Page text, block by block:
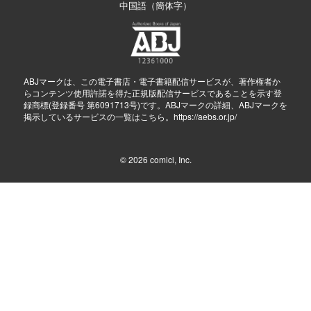
中国語（簡体字）
ABJマークは、この電子書店・電子書籍配信サービスが、著作権者か
らコンテンツ使用許諾を得た正規版配信サービスであることを示す登
録商標(登録番号 第6091713号)です。ABJマークの詳細、ABJマークを
掲示しているサービスの一覧はこちら。 https://aebs.or.jp/
© 2026 comici, Inc.